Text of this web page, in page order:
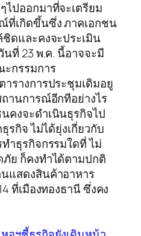
ปออกมาที่จะเตรียม
ที่เกิดขึ้นซึ่ง ภาคเอกชน
ดและคงจะประเมิน
ที่ 23 พ.ค. นี้อาจจะมี
กรรมการ
รางการประชุมเดิมอยู
านการณ์อีกทีอย่างไร
คงจะดำเนินธุรกิจไป
รกิจ ไม่ได้ยุ่งเกี่ยวกับ
ำธุรกิจกรรมใดที่ ไม่
ย ก็คงทำได้ตามปกติ
แสดงสินค้าอาหาร
ที่เมืองทองธานี ซึ่งคง